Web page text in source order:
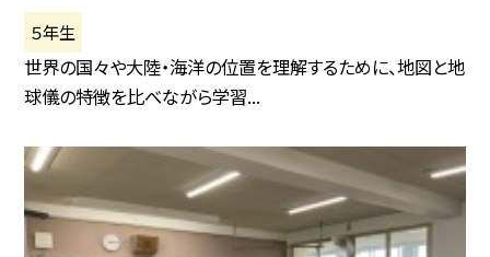
５年生
世界の国々や大陸・海洋の位置を理解するために、地図と地
球儀の特徴を比べながら学習...